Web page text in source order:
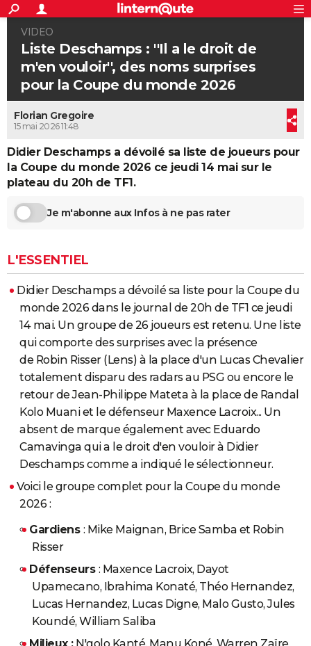
ACTUALITÉS
Politique
Société
Faits Divers
Education
Monde
SPORT
Coupe du monde 2026
Football
Tennis
Cyclisme
Rugby
Forum
CULTURE
FINANCE
Retraite
Impôts
Epargne
Immobilier
Risques naturels par ville
Banque
Assurance
Crédit
AUTO
Essais
Réserver un essai
Citadines
Berlines
SUV
Forum auto
+
HIGH-TECH
Mobiles
Meilleur smartphone
Internet
Ordinateurs
Jeux vidéo
Guide high-tech
+
BRICOLAGE
Forum
Aménagement intérieur
Extérieur
Cuisine
Salle de bains
Jardinage
Rangement
WEEK-END
SANTE
Alimentation
Guide de la santé
Maladies
Médicaments
Sommeil
Destinations
City break
Voyage nature
Voyage de noces
Forum
Climat
PHOTO
GUIDES D'ACHAT
BONS PLANS
CARTE DE VOEUX
DICTIONNAIRE
Dictionnaire
Biographies
Citations
Expressions
Proverbes
PROGRAMME TV
COPAINS D'AVANT
Se connecter
Entreprises
Service militaire
Avis de recherche
AVIS DE DÉCÈS
FORUM
VIDEO
Liste Deschamps : ''Il a le droit de
m'en vouloir'', des noms surprises
pour la Coupe du monde 2026
Florian Gregoire
15 mai 2026 11:48
Didier Deschamps a dévoilé sa liste de joueurs pour
la Coupe du monde 2026 ce jeudi 14 mai sur le
plateau du 20h de TF1.
Je m'abonne aux Infos à ne pas rater
L'ESSENTIEL
Didier Deschamps a dévoilé sa liste pour la Coupe du
monde 2026 dans le journal de 20h de TF1 ce jeudi
14 mai. Un groupe de 26 joueurs est retenu. Une liste
qui comporte des surprises avec la présence
de Robin Risser (Lens) à la place d'un Lucas Chevalier
totalement disparu des radars au PSG ou encore le
retour de Jean-Philippe Mateta à la place de Randal
Kolo Muani et le défenseur Maxence Lacroix... Un
absent de marque également avec Eduardo
Camavinga qui a le droit d'en vouloir à Didier
Deschamps comme a indiqué le sélectionneur.
Voici le groupe complet pour la Coupe du monde
2026 :
Gardiens : Mike Maignan, Brice Samba et Robin
Risser
Défenseurs : Maxence Lacroix, Dayot
Upamecano, Ibrahima Konaté, Théo Hernandez,
Lucas Hernandez, Lucas Digne, Malo Gusto, Jules
Koundé, William Saliba